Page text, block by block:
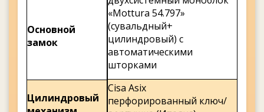
Основной
замок
«Mottura 54.797»
(сувальдный+
цилиндровый) с
автоматическими
шторками
Цилиндровый
Cisa Asix
перфорированный ключ/